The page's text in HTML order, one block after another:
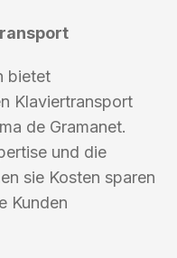
bietet
Klaviertransport
de Gramanet.
und die
sie Kosten sparen
Kunden